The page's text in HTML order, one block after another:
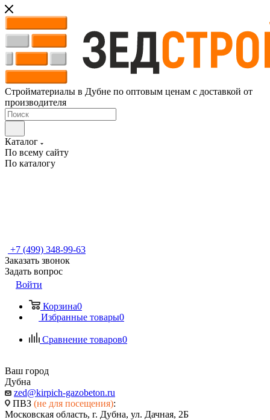
Стройматериалы в Дубне по оптовым ценам с доставкой от
производителя
Каталог
По всему сайту
По каталогу
+7 (499) 348-99-63
Заказать звонок
Задать вопрос
Войти
Корзина0
Избранные товары0
Сравнение товаров0
Ваш город
Дубна
zed@kirpich-gazobeton.ru
ПВЗ (не для посещения):
Московская область, г. Дубна, ул. Дачная, 2Б